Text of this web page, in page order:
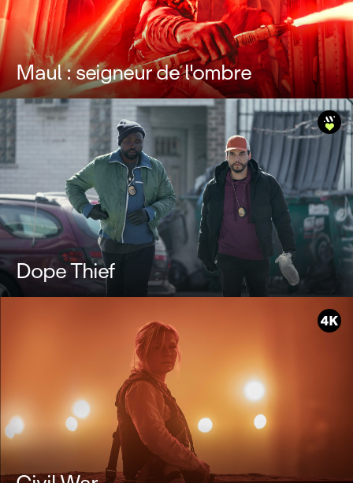
Maul : seigneur de l'ombre
Dope Thief